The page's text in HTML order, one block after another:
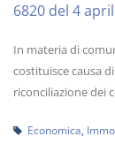
6820 del 4
In materia di
costituisce causa
riconciliazione dei
Economica